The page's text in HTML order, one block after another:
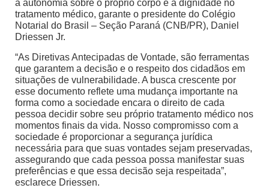
à autonomia sobre o próprio corpo e à dignidade no
tratamento médico, garante o presidente do Colégio
Notarial do Brasil – Seção Paraná (CNB/PR), Daniel
Driessen Jr.
“As Diretivas Antecipadas de Vontade, são ferramentas
que garantem a decisão e o respeito dos cidadãos em
situações de vulnerabilidade. A busca crescente por
esse documento reflete uma mudança importante na
forma como a sociedade encara o direito de cada
pessoa decidir sobre seu próprio tratamento médico nos
momentos finais da vida. Nosso compromisso com a
sociedade é proporcionar a segurança jurídica
necessária para que suas vontades sejam preservadas,
assegurando que cada pessoa possa manifestar suas
preferências e que essa decisão seja respeitada”,
esclarece Driessen.